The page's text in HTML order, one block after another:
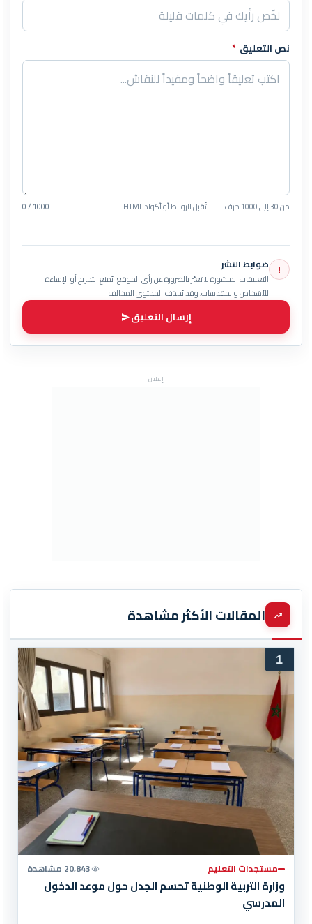
نص التعليق *
من 30 إلى 1000 حرف — لا تُقبل الروابط أو أكواد HTML. 0 / 1000
! ضوابط النشر
التعليقات المنشورة لا تعبّر بالضرورة عن رأي الموقع. يُمنع التجريح أو الإساءة
للأشخاص والمقدسات، وقد يُحذف المحتوى المخالف.
إرسال التعليق
إعلان
المقالات الأكثر مشاهدة
1
مستجدات التعليم 20,843 مشاهدة
وزارة التربية الوطنية تحسم الجدل حول موعد الدخول
المدرسي